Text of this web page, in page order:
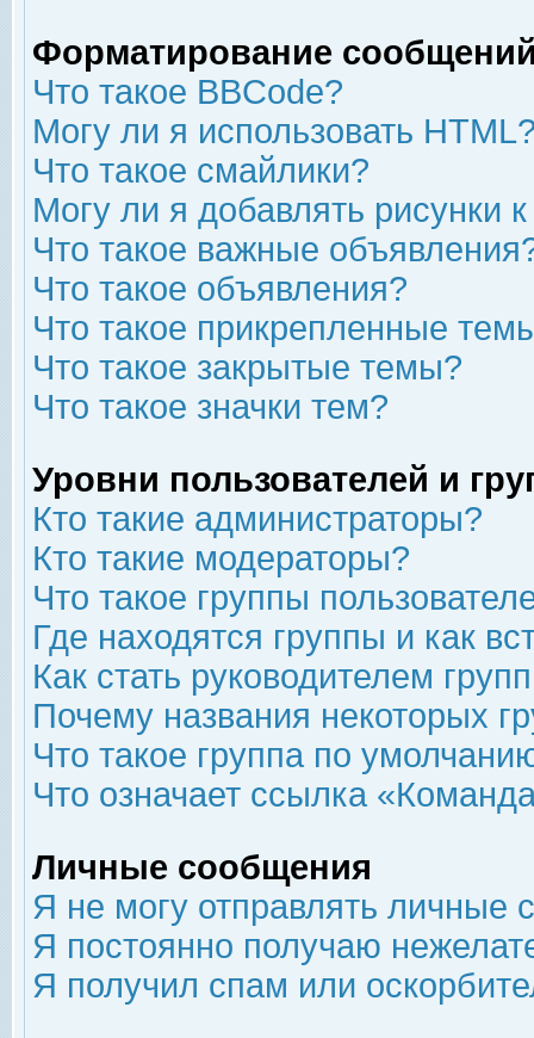
Форматирование
Что такое BBCode?
Могу ли я использовать
Что такое смайлики?
Могу ли я добавлять рисунки
Что такое важные
Что такое объявления?
Что такое прикрепленные
Что такое закрытые темы?
Что такое значки тем?
Уровни пользователей и
Кто такие администраторы?
Кто такие модераторы?
Что такое группы
Где находятся группы и как
Как стать руководителем
Почему названия некоторых
Что такое группа по
Что означает ссылка
Личные сообщения
Я не могу отправлять личные
Я постоянно получаю
Я получил спам или